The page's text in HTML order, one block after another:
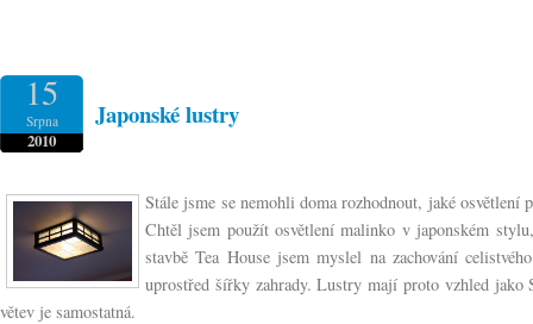
15
Srpna
2010
Japonské lustry
Stále jsme se nemohli doma rozhodnout, jaké
Chtěl jsem použít osvětlení malinko v japonském
stavbě Tea House jsem myslel na zachování
uprostřed šířky zahrady. Lustry mají proto vzhled jako
větev je samostatná.